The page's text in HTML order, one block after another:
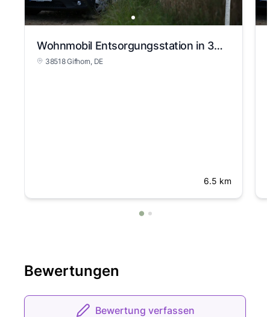
Wohnmobil Entsorgungsstation in 38518 Gifhorn
38518 Gifhorn, DE
6.5 km
Bewertungen
Bewertung verfassen